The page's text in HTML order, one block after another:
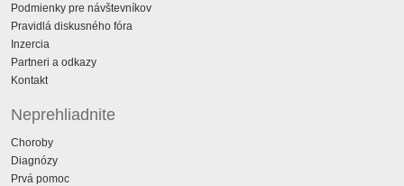
Podmienky pre návštevníkov
Pravidlá diskusného fóra
Inzercia
Partneri a odkazy
Kontakt
Neprehliadnite
Choroby
Diagnózy
Prvá pomoc